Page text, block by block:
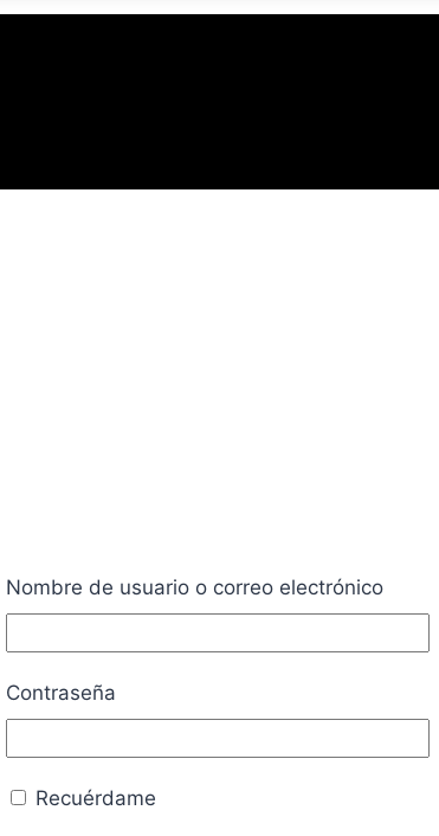
del 28 al 31 de julio en Guareña. Las
Nombre de usuario o correo electrónico
Contraseña
Recuérdame